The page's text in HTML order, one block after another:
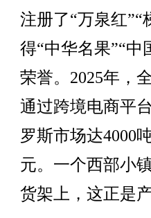
注册了“万泉红
得“中华名果”“
荣誉。2025年，
通过跨境电商平
罗斯市场达4000
元。一个西部小
货架上，这正是